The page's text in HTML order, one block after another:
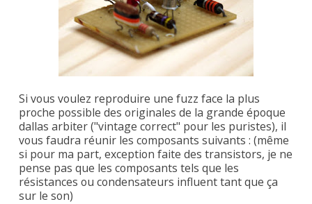
Si vous voulez reproduire une fuzz face la plus
proche possible des originales de la grande époque
dallas arbiter ("vintage correct" pour les puristes), il
vous faudra réunir les composants suivants : (même
si pour ma part, exception faite des transistors, je ne
pense pas que les composants tels que les
résistances ou condensateurs influent tant que ça
sur le son)